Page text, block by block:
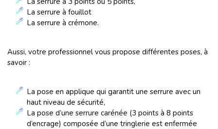
La serrure à fouillot
La serrure à crémone.
Aussi, votre professionnel vous propose différentes poses, à
savoir :
La pose en applique qui garantit une serrure avec un
haut niveau de sécurité,
La pose d’une serrure carénée (3 points à 8 points
d’encrage) composée d’une tringlerie est enfermée